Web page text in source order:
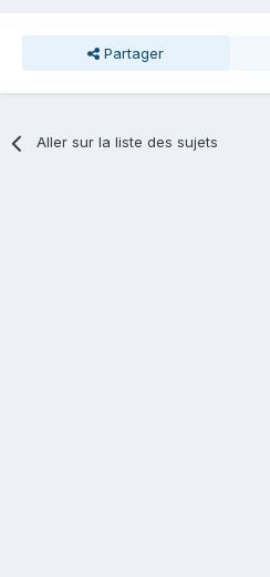
Partager
Aller sur la liste des sujets